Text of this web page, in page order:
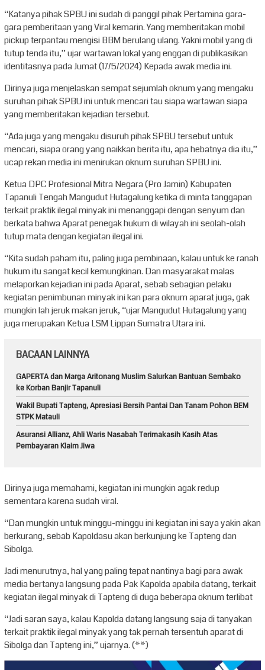
“Katanya pihak SPBU ini sudah di panggil pihak Pertamina gara-
gara pemberitaan yang Viral kemarin. Yang memberitakan mobil
pickup terpantau mengisi BBM berulang ulang. Yakni mobil yang di
tutup tenda itu,” ujar wartawan lokal yang enggan di publikasikan
identitasnya pada Jumat (17/5/2024) Kepada awak media ini.
Dirinya juga menjelaskan sempat sejumlah oknum yang mengaku
suruhan pihak SPBU ini untuk mencari tau siapa wartawan siapa
yang memberitakan kejadian tersebut.
“Ada juga yang mengaku disuruh pihak SPBU tersebut untuk
mencari, siapa orang yang naikkan berita itu, apa hebatnya dia itu,”
ucap rekan media ini menirukan oknum suruhan SPBU ini.
Ketua DPC Profesional Mitra Negara (Pro Jamin) Kabupaten
Tapanuli Tengah Mangudut Hutagalung ketika di minta tanggapan
terkait praktik ilegal minyak ini menanggapi dengan senyum dan
berkata bahwa Aparat penegak hukum di wilayah ini seolah-olah
tutup mata dengan kegiatan ilegal ini.
“Kita sudah paham itu, paling juga pembinaan, kalau untuk ke ranah
hukum itu sangat kecil kemungkinan. Dan masyarakat malas
melaporkan kejadian ini pada Aparat, sebab sebagian pelaku
kegiatan penimbunan minyak ini kan para oknum aparat juga, gak
mungkin lah jeruk makan jeruk, “ujar Mangudut Hutagalung yang
juga merupakan Ketua LSM Lippan Sumatra Utara ini.
BACAAN LAINNYA
GAPERTA dan Marga Aritonang Muslim Salurkan Bantuan Sembako
ke Korban Banjir Tapanuli
Wakil Bupati Tapteng, Apresiasi Bersih Pantai Dan Tanam Pohon BEM
STPK Matauli
Asuransi Allianz, Ahli Waris Nasabah Terimakasih Kasih Atas
Pembayaran Klaim Jiwa
Dirinya juga memahami, kegiatan ini mungkin agak redup
sementara karena sudah viral.
“Dan mungkin untuk minggu-minggu ini kegiatan ini saya yakin akan
berkurang, sebab Kapoldasu akan berkunjung ke Tapteng dan
Sibolga.
Jadi menurutnya, hal yang paling tepat nantinya bagi para awak
media bertanya langsung pada Pak Kapolda apabila datang, terkait
kegiatan ilegal minyak di Tapteng di duga beberapa oknum terlibat
“Jadi saran saya, kalau Kapolda datang langsung saja di tanyakan
terkait praktik ilegal minyak yang tak pernah tersentuh aparat di
Sibolga dan Tapteng ini,” ujarnya. (**)